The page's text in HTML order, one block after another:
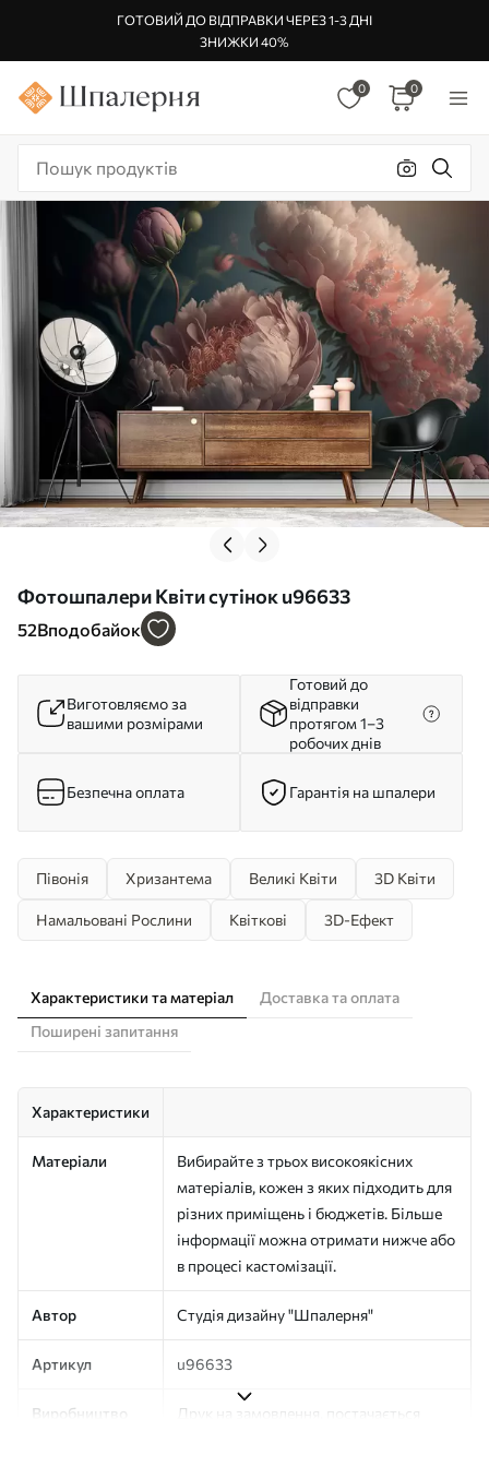
ГОТОВИЙ ДО ВІДПРАВКИ ЧЕРЕЗ 1-3 ДНІ
ЗНИЖКИ 40%
0 0
Фотошпалери Квіти сутінок u96633
52Вподобайок
Виготовляємо за
вашими розмірами
Готовий до
відправки
протягом 1–3
робочих днів
Безпечна оплата Гарантія на шпалери
Півонія Хризантема Великі Квіти 3D Квіти
Намальовані Рослини Квіткові 3D-Ефект
Характеристики та матеріал
Доставка та оплата
Поширені запитання
Характеристики
Матеріали
Вибирайте з трьох високоякісних
матеріалів, кожен з яких підходить для
різних приміщень і бюджетів. Більше
інформації можна отримати нижче або
в процесі кастомізації.
Автор Студія дизайну "Шпалерня"
Артикул u96633
Виробництво
Друк на замовлення, постачається